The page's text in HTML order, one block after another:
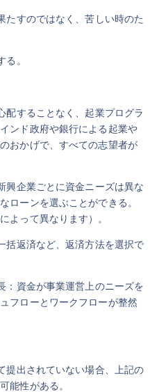
たすのではなく、苦しい時のた
。
配することなく、起業プログラ
ンド政府や銀行による起業や
おかげで、すべての志望者が
興企業ごとに資金ニーズは異な
ローンを選ぶことができる。
よって異なります）。
括返済など、返済方法を選択で
：資金が事業運営上のニーズを
フローとワークフローが整然
提出されていない場合、上記の
能性がある。